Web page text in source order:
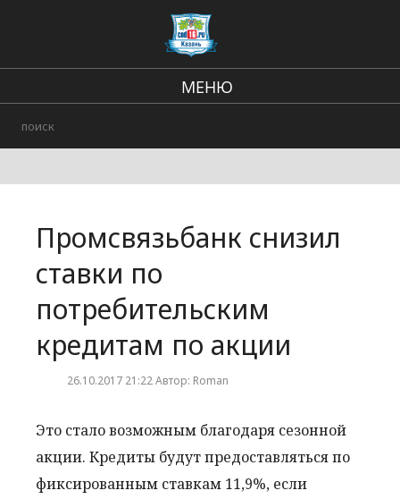
МЕНЮ
Городские события
Промсвязьбанк снизил
ставки по
потребительским
кредитам по акции
26.10.2017 21:22 Автор: Roman
Это стало возможным благодаря сезонной
акции. Кредиты будут предоставляться по
фиксированным ставкам 11,9%, если